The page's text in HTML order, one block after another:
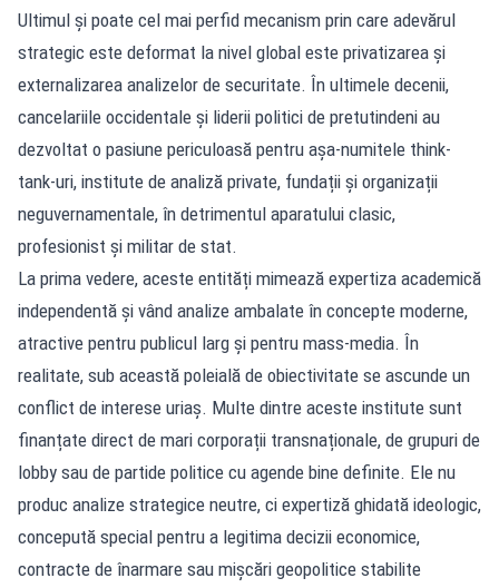
Ultimul și poate cel mai perfid mecanism prin care adevărul
strategic este deformat la nivel global este privatizarea și
externalizarea analizelor de securitate. În ultimele decenii,
cancelariile occidentale și liderii politici de pretutindeni au
dezvoltat o pasiune periculoasă pentru așa-numitele think-
tank-uri, institute de analiză private, fundații și organizații
neguvernamentale, în detrimentul aparatului clasic,
profesionist și militar de stat.
La prima vedere, aceste entități mimează expertiza academică
independentă și vând analize ambalate în concepte moderne,
atractive pentru publicul larg și pentru mass-media. În
realitate, sub această poleială de obiectivitate se ascunde un
conflict de interese uriaș. Multe dintre aceste institute sunt
finanțate direct de mari corporații transnaționale, de grupuri de
lobby sau de partide politice cu agende bine definite. Ele nu
produc analize strategice neutre, ci expertiză ghidată ideologic,
concepută special pentru a legitima decizii economice,
contracte de înarmare sau mișcări geopolitice stabilite